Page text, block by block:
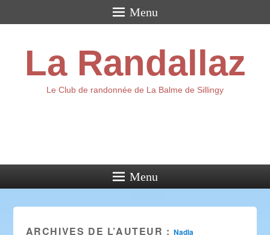
Menu
La Randallaz
Le Club de randonnée de La Balme de Sillingy
Menu
ARCHIVES DE L’AUTEUR :Nadia